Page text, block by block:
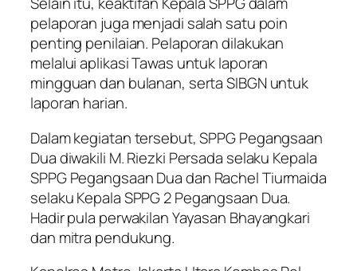
pelaporan juga menjadi salah satu poin
penting penilaian. Pelaporan dilakukan
melalui aplikasi Tawas untuk laporan
mingguan dan bulanan, serta SIBGN untuk
laporan harian.
Dalam kegiatan tersebut, SPPG Pegangsaan
Dua diwakili M. Riezki Persada selaku Kepala
SPPG Pegangsaan Dua dan Rachel Tiurmaida
selaku Kepala SPPG 2 Pegangsaan Dua.
Hadir pula perwakilan Yayasan Bhayangkari
dan mitra pendukung.